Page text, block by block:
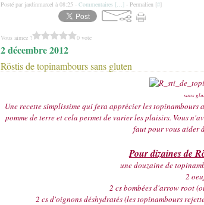
Posté par jardinmarcel à 08:25 - Commentaires […] - Permalien [#]
Vous aimez ? 0 vote
2 décembre 2012
Röstis de topinambours sans gluten
sans
Une recette simplissime qui fera apprécier les
pomme de terre et cela permet de varier les plaisirs. Vous
faut pour vous aider
Pour dizaines de
une douzaine de
2
2 cs bombées d'arrow root
2 cs d'oignons déshydratés (les topinambours